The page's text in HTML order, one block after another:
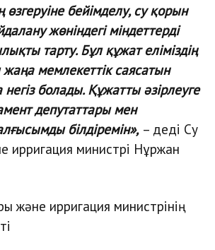
бейімделу, су қорын
жөніндегі міндеттерді
тарту. Бұл құжат еліміздің
мемлекеттік саясатын
болады. Құжатты әзірлеуге
депутаттары мен
білдіремін», – деді Су
ирригация министрі Нұржан
және ирригация министрінің